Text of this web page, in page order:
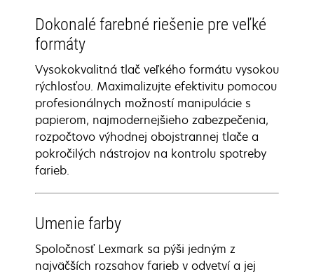
Dokonalé farebné riešenie pre veľké
formáty
Vysokokvalitná tlač veľkého formátu vysokou
rýchlosťou. Maximalizujte efektivitu pomocou
profesionálnych možností manipulácie s
papierom, najmodernejšieho zabezpečenia,
rozpočtovo výhodnej obojstrannej tlače a
pokročilých nástrojov na kontrolu spotreby
farieb.
Umenie farby
Spoločnosť Lexmark sa pýši jedným z
najväčších rozsahov farieb v odvetví a jej